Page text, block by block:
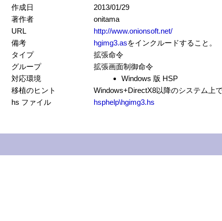
作成日
2013/01/29
著作者
onitama
URL
http://www.onionsoft.net/
備考
hgimg3.asをインクルードすること。
タイプ
拡張命令
グループ
拡張画面制御命令
対応環境
Windows 版 HSP
移植のヒント
Windows+DirectX8以降のシステム上
hs ファイル
hsphelp\hgimg3.hs